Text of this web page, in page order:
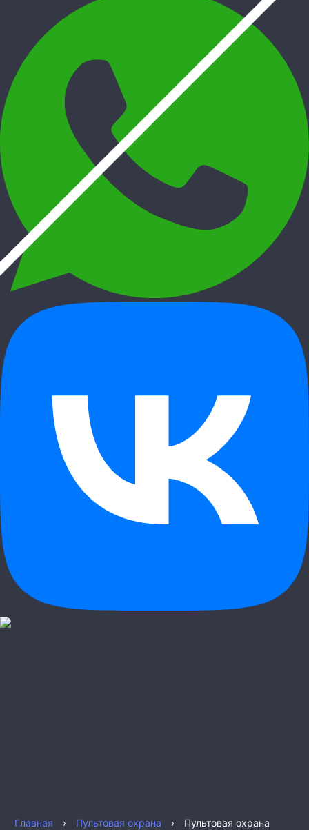
Главная › Пультовая охрана ›
Пультовая охрана